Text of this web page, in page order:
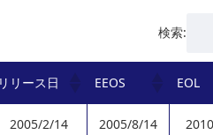
検索:
リリース日 EEOS EOL
2005/2/14 2005/8/14